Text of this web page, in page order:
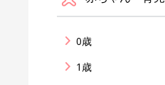
0歳
1歳